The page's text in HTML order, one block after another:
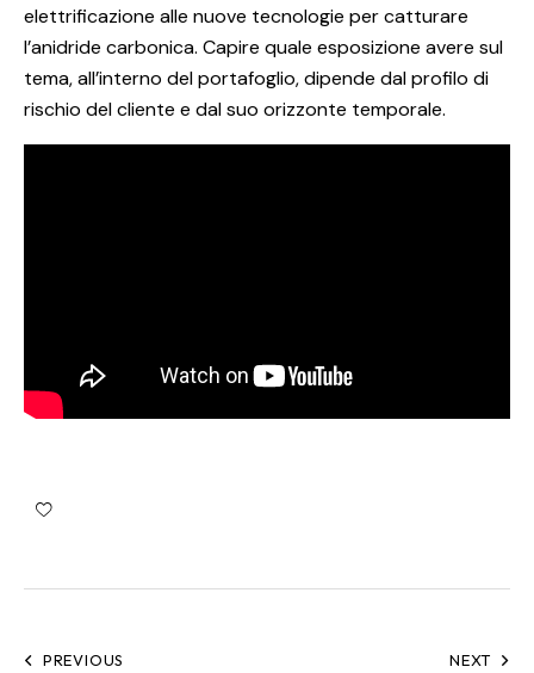
elettrificazione alle nuove tecnologie per catturare
l’anidride carbonica. Capire quale esposizione avere sul
tema, all’interno del portafoglio, dipende dal profilo di
rischio del cliente e dal suo orizzonte temporale.
PREVIOUS NEXT